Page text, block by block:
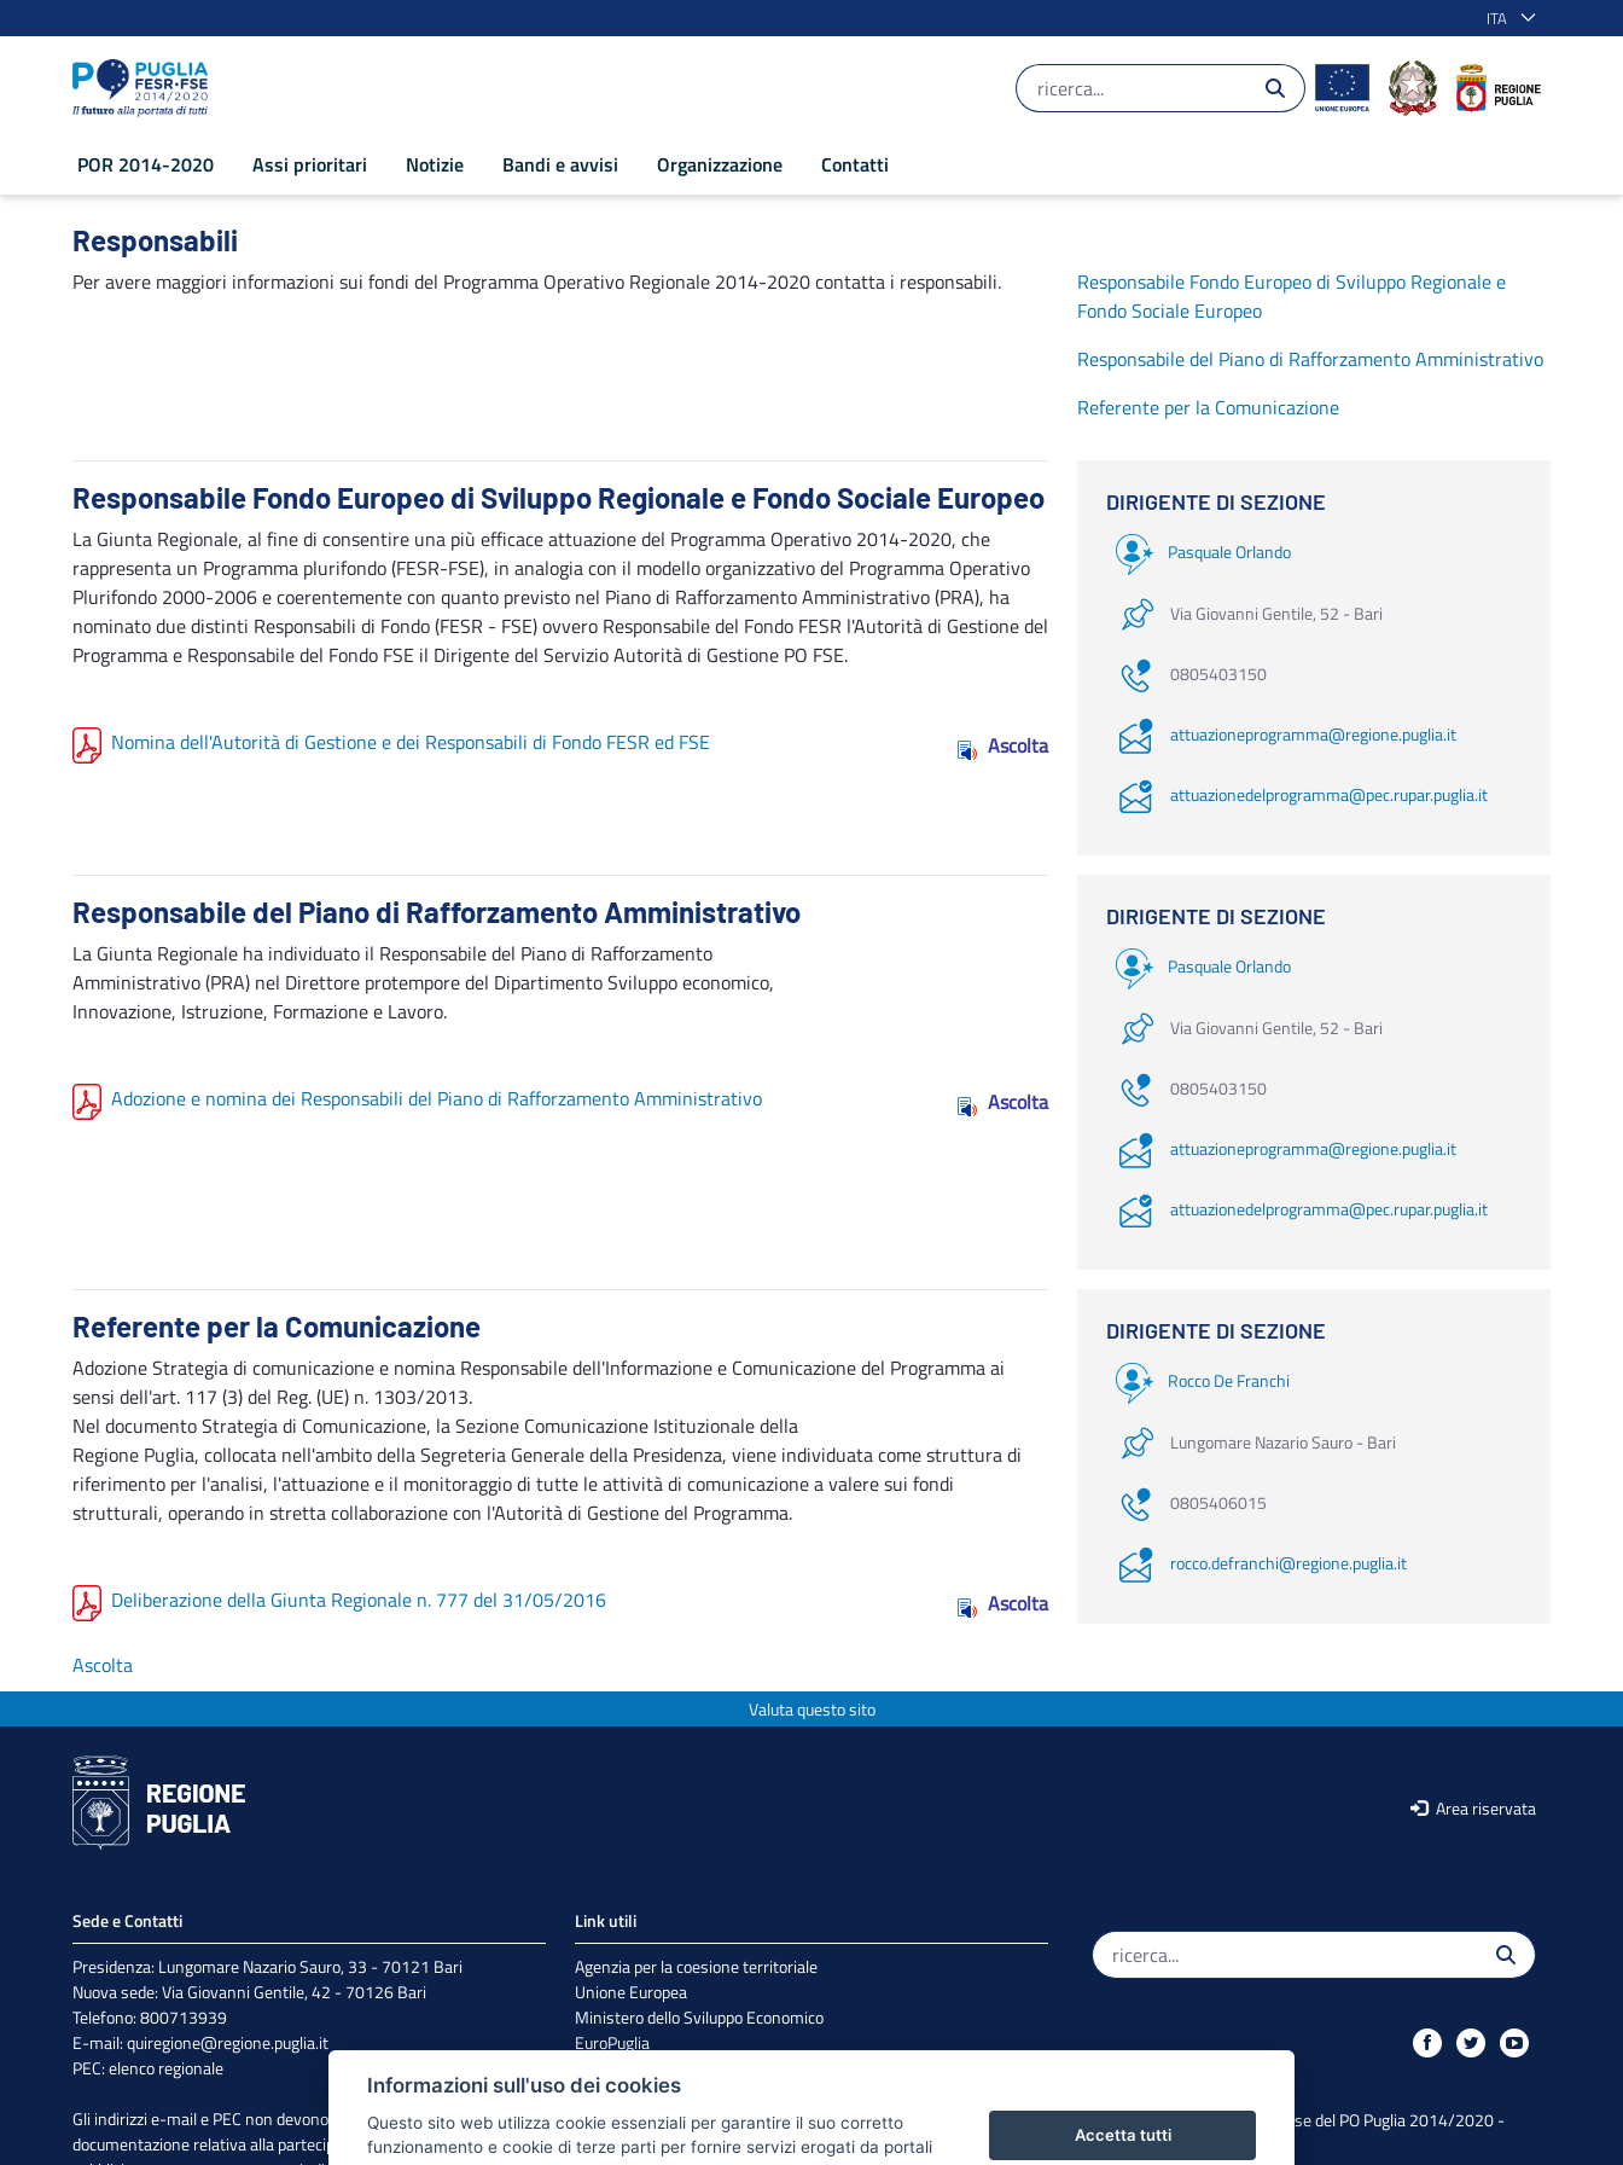
ITA
POR 2014-2020 Assi prioritari Notizie Bandi e avvisi Organizzazione Contatti
Responsabili - POR Puglia 2014-2020
Responsabili
Per avere maggiori informazioni sui fondi del Programma Operativo Regionale 2014-2020 contatta i responsabili.
Responsabile Fondo Europeo di Sviluppo Regionale e
Fondo Sociale Europeo
Responsabile del Piano di Rafforzamento Amministrativo
Referente per la Comunicazione
Responsabile Fondo Europeo di Sviluppo Regionale e Fondo Sociale Europeo
La Giunta Regionale, al fine di consentire una più efficace attuazione del Programma Operativo 2014-2020, che
rappresenta un Programma plurifondo (FESR-FSE), in analogia con il modello organizzativo del Programma Operativo
Plurifondo 2000-2006 e coerentemente con quanto previsto nel Piano di Rafforzamento Amministrativo (PRA), ha
nominato due distinti Responsabili di Fondo (FESR - FSE) ovvero Responsabile del Fondo FESR l'Autorità di Gestione del
Programma e Responsabile del Fondo FSE il Dirigente del Servizio Autorità di Gestione PO FSE.
Nomina dell'Autorità di Gestione e dei Responsabili di Fondo FESR ed FSE Ascolta
DIRIGENTE DI SEZIONE
Pasquale Orlando
Via Giovanni Gentile, 52 - Bari
0805403150
attuazioneprogramma@regione.puglia.it
attuazionedelprogramma@pec.rupar.puglia.it
Responsabile del Piano di Rafforzamento Amministrativo
La Giunta Regionale ha individuato il Responsabile del Piano di Rafforzamento
Amministrativo (PRA) nel Direttore protempore del Dipartimento Sviluppo economico,
Innovazione, Istruzione, Formazione e Lavoro.
Adozione e nomina dei Responsabili del Piano di Rafforzamento Amministrativo Ascolta
DIRIGENTE DI SEZIONE
Pasquale Orlando
Via Giovanni Gentile, 52 - Bari
0805403150
attuazioneprogramma@regione.puglia.it
attuazionedelprogramma@pec.rupar.puglia.it
Referente per la Comunicazione
Adozione Strategia di comunicazione e nomina Responsabile dell'Informazione e Comunicazione del Programma ai
sensi dell'art. 117 (3) del Reg. (UE) n. 1303/2013.
Nel documento Strategia di Comunicazione, la Sezione Comunicazione Istituzionale della
Regione Puglia, collocata nell'ambito della Segreteria Generale della Presidenza, viene individuata come struttura di
riferimento per l'analisi, l'attuazione e il monitoraggio di tutte le attività di comunicazione a valere sui fondi
strutturali, operando in stretta collaborazione con l'Autorità di Gestione del Programma.
Deliberazione della Giunta Regionale n. 777 del 31/05/2016 Ascolta
DIRIGENTE DI SEZIONE
Rocco De Franchi
Lungomare Nazario Sauro - Bari
0805406015
rocco.defranchi@regione.puglia.it
Ascolta
Valuta questo sito
Area riservata
Sede e Contatti
Presidenza: Lungomare Nazario Sauro, 33 - 70121 Bari
Nuova sede: Via Giovanni Gentile, 42 - 70126 Bari
Telefono: 800713939
E-mail:quiregione@regione.puglia.it
PEC:elenco regionale
Gli indirizzi e-mail e PEC non devono essere utilizzati per l'invio di
documentazione relativa alla partecipazione a bandi e avvisi
Link utili
Agenzia per la coesione territoriale
Unione Europea
Ministero dello Sviluppo Economico
EuroPuglia
Sistema Puglia
Iniziativa finanziata con risorse del PO Puglia 2014/2020 -
Asse XIII
Informazioni sull'uso dei cookies
Questo sito web utilizza cookie essenziali per garantire il suo corretto
funzionamento e cookie di terze parti per fornire servizi erogati da portali
Accetta tutti